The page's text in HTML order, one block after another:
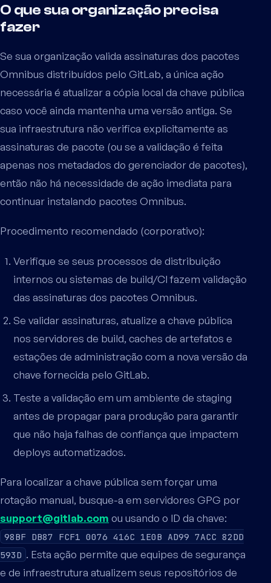
O que sua organização precisa
fazer
Se sua organização valida assinaturas dos pacotes
Omnibus distribuídos pelo GitLab, a única ação
necessária é atualizar a cópia local da chave pública
caso você ainda mantenha uma versão antiga. Se
sua infraestrutura não verifica explicitamente as
assinaturas de pacote (ou se a validação é feita
apenas nos metadados do gerenciador de pacotes),
então não há necessidade de ação imediata para
continuar instalando pacotes Omnibus.
Procedimento recomendado (corporativo):
Verifique se seus processos de distribuição
internos ou sistemas de build/CI fazem validação
das assinaturas dos pacotes Omnibus.
Se validar assinaturas, atualize a chave pública
nos servidores de build, caches de artefatos e
estações de administração com a nova versão da
chave fornecida pelo GitLab.
Teste a validação em um ambiente de staging
antes de propagar para produção para garantir
que não haja falhas de confiança que impactem
deploys automatizados.
Para localizar a chave pública sem forçar uma
rotação manual, busque-a em servidores GPG por
support@gitlab.com ou usando o ID da chave:
98BF DB87 FCF1 0076 416C 1E0B AD99 7ACC 82DD
593D . Esta ação permite que equipes de segurança
e de infraestrutura atualizem seus repositórios de